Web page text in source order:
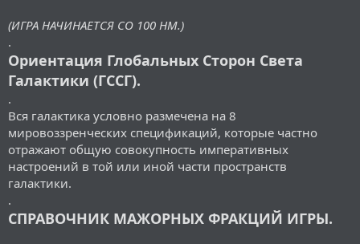
(ИГРА НАЧИНАЕТСЯ СО 100 НМ.)
.
Ориентация Глобальных Сторон Света
Галактики (ГССГ).
.
Вся галактика условно размечена на 8
мировоззренческих спецификаций, которые частно
отражают общую совокупность императивных
настроений в той или иной части пространств
галактики.
.
СПРАВОЧНИК МАЖОРНЫХ ФРАКЦИЙ ИГРЫ.